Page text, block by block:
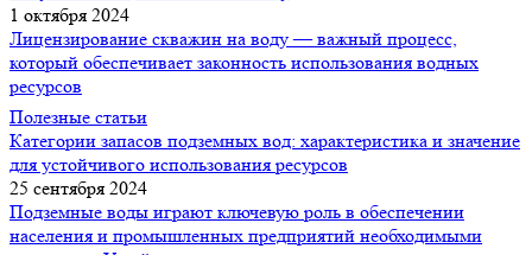
1 октября 2024
Лицензирование скважин на воду — важный процесс,
который обеспечивает законность использования водных
ресурсов
Полезные статьи
Категории запасов подземных вод: характеристика и значение
для устойчивого использования ресурсов
25 сентября 2024
Подземные воды играют ключевую роль в обеспечении
населения и промышленных предприятий необходимыми